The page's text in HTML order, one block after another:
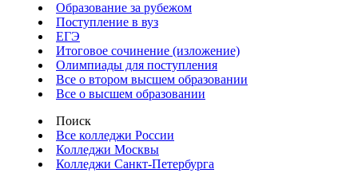
Образование за рубежом
Поступление в вуз
ЕГЭ
Итоговое сочинение (изложение)
Олимпиады для поступления
Все о втором высшем образовании
Все о высшем образовании
Поиск
Все колледжи России
Колледжи Москвы
Колледжи Санкт-Петербурга